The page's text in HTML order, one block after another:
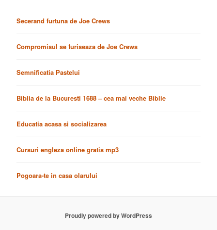
Secerand furtuna de Joe Crews
Compromisul se furiseaza de Joe Crews
Semnificatia Pastelui
Biblia de la Bucuresti 1688 – cea mai veche Biblie
Educatia acasa si socializarea
Cursuri engleza online gratis mp3
Pogoara-te in casa olarului
Proudly powered by WordPress